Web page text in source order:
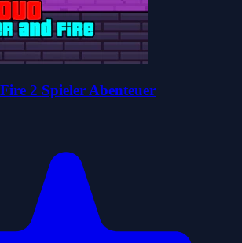
2 Spieler Abenteuer